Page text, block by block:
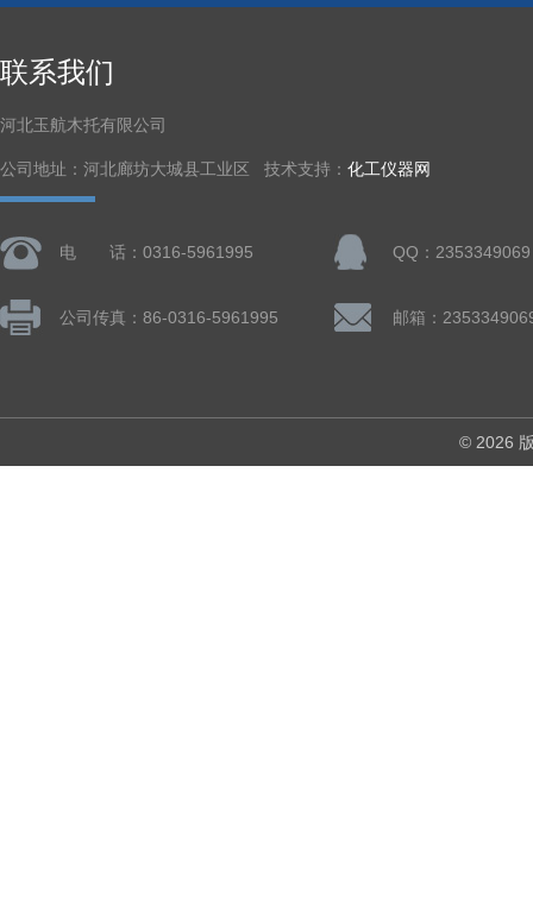
联系我们
河北玉航木托有限公司
公司地址：河北廊坊大城县工业区 技术支持： 化工仪器网
电 话：0316-5961995 QQ：2353349069
公司传真：86-0316-5961995 邮箱：
© 2026